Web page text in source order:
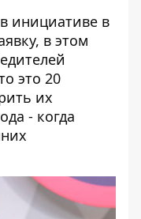
инициативе в
в этом
это 20
их
- когда